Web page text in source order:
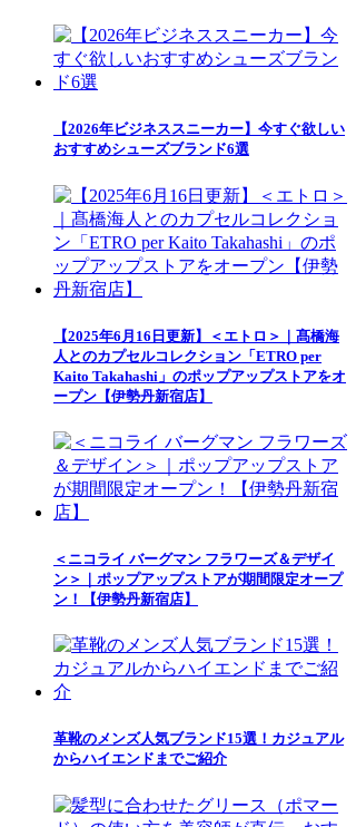
【2026年ビジネススニーカー】今すぐ欲しい
おすすめシューズブランド6選
【2025年6月16日更新】＜エトロ＞｜髙橋海
人とのカプセルコレクション「ETRO per
Kaito Takahashi」のポップアップストアをオ
ープン【伊勢丹新宿店】
＜ニコライ バーグマン フラワーズ＆デザイ
ン＞｜ポップアップストアが期間限定オープ
ン！【伊勢丹新宿店】
革靴のメンズ人気ブランド15選！カジュアル
からハイエンドまでご紹介